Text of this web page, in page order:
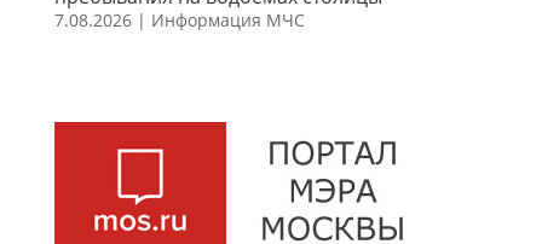
7.08.2026| Информация МЧС